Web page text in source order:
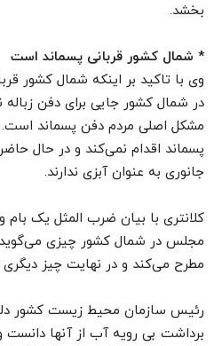
بخشد.
* شمال کشور قربانی پسماند است
وی با تاکید بر اینکه شمال کشور
در شمال کشور جایی برای دفن
مشکل اصلی مردم دفن پسماند است.
پسماند اقدام نمی‌کند و در حال
جانوری به عنوان آبزی ندارند.
کلانتری با بیان ضرب المثل یک بام
مجلس در شمال کشور چیزی می‌گوید
مطرح می‌کند و در نهایت چیز
رئیس سازمان محیط زیست کشور
برداشت بی رویه آب از آنها